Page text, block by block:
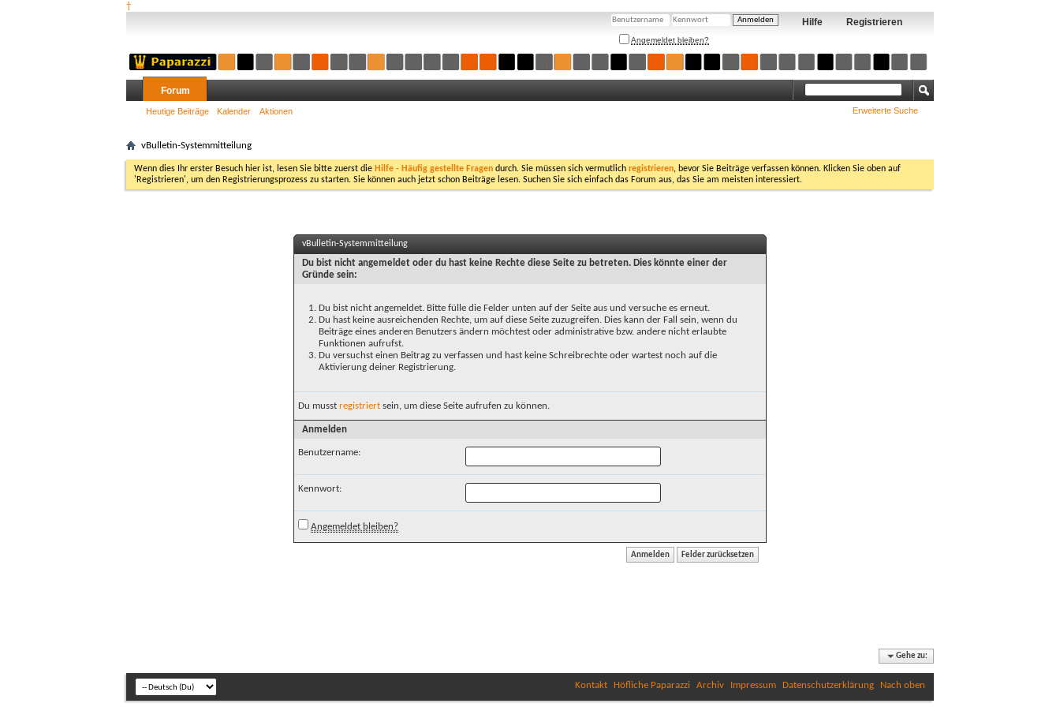
†
Registrieren
Hilfe
Angemeldet bleiben?
Forum
Heutige Beiträge Kalender Aktionen Erweiterte Suche
vBulletin-Systemmitteilung
Wenn dies Ihr erster Besuch hier ist, lesen Sie bitte zuerst die Hilfe - Häufig gestellte Fragen durch. Sie müssen sich vermutlich registrieren, bevor Sie Beiträge verfassen können. Klicken Sie oben auf
'Registrieren', um den Registrierungsprozess zu starten. Sie können auch jetzt schon Beiträge lesen. Suchen Sie sich einfach das Forum aus, das Sie am meisten interessiert.
vBulletin-Systemmitteilung
Du bist nicht angemeldet oder du hast keine Rechte diese Seite zu betreten. Dies könnte einer der
Gründe sein:
Du bist nicht angemeldet. Bitte fülle die Felder unten auf der Seite aus und versuche es erneut.
Du hast keine ausreichenden Rechte, um auf diese Seite zuzugreifen. Dies kann der Fall sein, wenn du
Beiträge eines anderen Benutzers ändern möchtest oder administrative bzw. andere nicht erlaubte
Funktionen aufrufst.
Du versuchst einen Beitrag zu verfassen und hast keine Schreibrechte oder wartest noch auf die
Aktivierung deiner Registrierung.
Du musst registriert sein, um diese Seite aufrufen zu können.
Anmelden
Benutzername:
Kennwort:
Angemeldet bleiben?
Gehe zu:
Kontakt Höfliche Paparazzi Archiv Impressum Datenschutzerklärung Nach oben